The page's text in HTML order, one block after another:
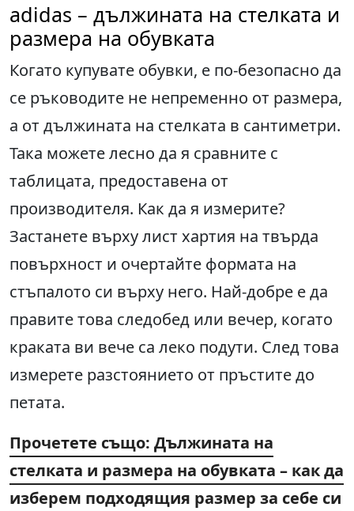
adidas – дължината на стелката и
размера на обувката
Когато купувате обувки, е по-безопасно да
се ръководите не непременно от размера,
а от дължината на стелката в сантиметри.
Така можете лесно да я сравните с
таблицата, предоставена от
производителя. Как да я измерите?
Застанете върху лист хартия на твърда
повърхност и очертайте формата на
стъпалото си върху него. Най-добре е да
правите това следобед или вечер, когато
краката ви вече са леко подути. След това
измерете разстоянието от пръстите до
петата.
Прочетете също: Дължината на
стелката и размера на обувката – как да
изберем подходящия размер за себе си